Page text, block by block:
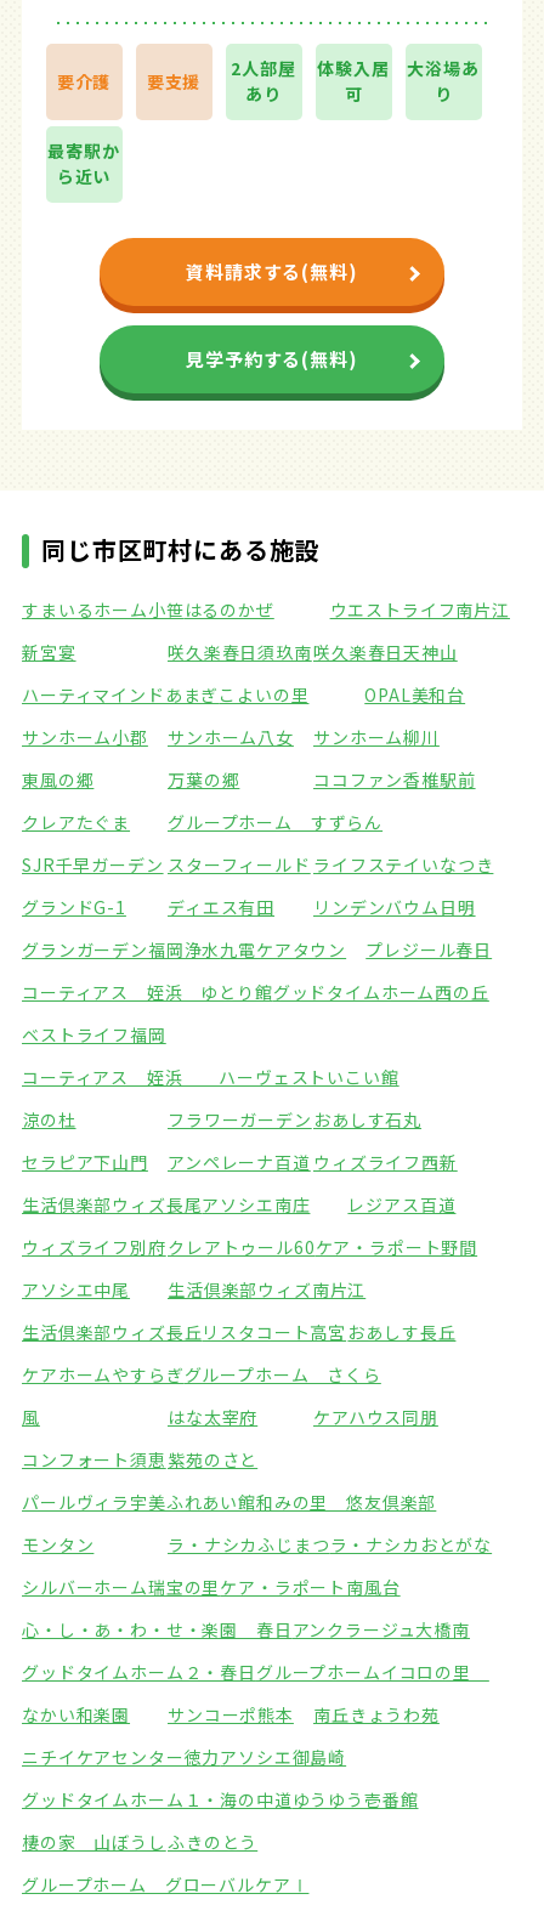
要介護 要支援
2人部屋
あり
体験入居
可
大浴場あ
り
最寄駅か
ら近い
資料請求する(無料)
見学予約する(無料)
同じ市区町村にある施設
すまいるホーム小笹はるのかぜ
ウエストライフ南片江
新宮宴
咲久楽春日須玖南咲久楽春日天神山
ハーティマインドあまぎ こよいの里
OPAL美和台
サンホーム小郡
サンホーム八女
サンホーム柳川
東風の郷
万葉の郷
ココファン香椎駅前
クレアたぐま
グループホーム すずらん
SJR千早ガーデン スターフィールド ライフステイいなつき
グランドG-1
ディエス有田
リンデンバウム日明
グランガーデン福岡浄水九電ケアタウン
プレジール春日
コーティアス 姪浜 ゆとり館グッドタイムホーム西の丘
ベストライフ福岡
コーティアス 姪浜 ハーヴェストいこい館
涼の杜
フラワーガーデン おあしす石丸
セラピア下山門
アンペレーナ百道 ウィズライフ西新
生活倶楽部ウィズ長尾アソシエ南庄
レジアス百道
ウィズライフ別府クレアトゥール60ケア・ラポート野間
アソシエ中尾
生活倶楽部ウィズ南片江
生活倶楽部ウィズ長丘 リスタコート高宮 おあしす長丘
ケアホームやすらぎグループホーム さくら
風
はな太宰府
ケアハウス同朋
コンフォート須恵 紫苑のさと
パールヴィラ宇美ふれあい館和みの里 悠友倶楽部
モンタン
ラ・ナシカふじまつラ・ナシカおとがな
シルバーホーム瑞宝の里 ケア・ラポート南風台
心・し・あ・わ・せ・楽園 春日 アンクラージュ大橋南
グッドタイムホーム２・春日 グループホームイコロの里
なかい和楽園
サンコーポ熊本
南丘きょうわ苑
ニチイケアセンター徳力アソシエ御島崎
グッドタイムホーム１・海の中道ゆうゆう壱番館
棲の家 山ぼうし ふきのとう
グループホーム グローバルケアⅠ